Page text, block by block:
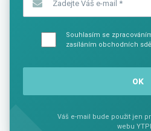
Souhlasím se
zasíláním obchodních
Váš e-mail bude použit jen
webu